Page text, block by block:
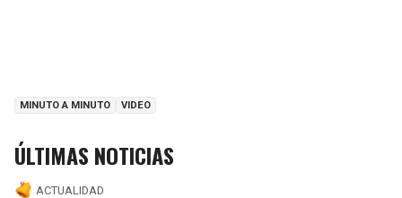
MINUTO A MINUTO VIDEO
ÚLTIMAS NOTICIAS
ACTUALIDAD